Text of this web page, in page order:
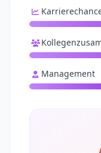
Management